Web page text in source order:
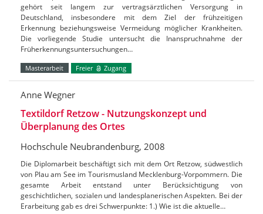
gehört seit langem zur vertragsärztlichen Versorgung in
Deutschland, insbesondere mit dem Ziel der frühzeitigen
Erkennung beziehungsweise Vermeidung möglicher Krankheiten.
Die vorliegende Studie untersucht die Inanspruchnahme der
Früherkennungsuntersuchungen…
Masterarbeit Freier Zugang
Anne Wegner
Textildorf Retzow - Nutzungskonzept und
Überplanung des Ortes
Hochschule Neubrandenburg, 2008
Die Diplomarbeit beschäftigt sich mit dem Ort Retzow, südwestlich
von Plau am See im Tourismusland Mecklenburg-Vorpommern. Die
gesamte Arbeit entstand unter Berücksichtigung von
geschichtlichen, sozialen und landesplanerischen Aspekten. Bei der
Erarbeitung gab es drei Schwerpunkte: 1.) Wie ist die aktuelle…